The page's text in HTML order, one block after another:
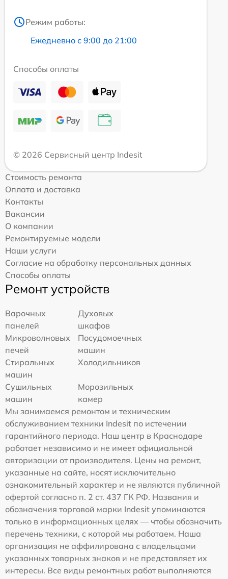
Режим работы:
Ежедневно с 9:00 до 21:00
Способы оплаты
© 2026 Сервисный центр Indesit
Стоимость ремонта
Оплата и доставка
Контакты
Вакансии
О компании
Ремонтируемые модели
Наши услуги
Согласие на обработку персональных данных
Способы оплаты
Ремонт устройств
Варочных
панелей
Духовых
шкафов
Микроволновых
печей
Посудомоечных
машин
Стиральных
машин
Холодильников
Сушильных
машин
Морозильных
камер
Мы занимаемся ремонтом и техническим
обслуживанием техники Indesit по истечении
гарантийного периода. Наш центр в Краснодаре
работает независимо и не имеет официальной
авторизации от производителя. Цены на ремонт,
указанные на сайте, носят исключительно
ознакомительный характер и не являются публичной
офертой согласно п. 2 ст. 437 ГК РФ. Названия и
обозначения торговой марки Indesit упоминаются
только в информационных целях — чтобы обозначить
перечень техники, с которой мы работаем. Наша
организация не аффилирована с владельцами
указанных товарных знаков и не представляет их
интересы. Все виды ремонтных работ выполняются